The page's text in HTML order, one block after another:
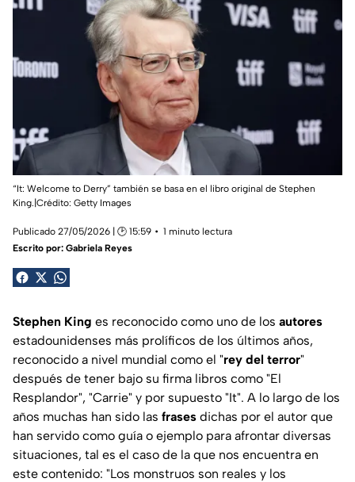
“It: Welcome to Derry” también se basa en el libro original de Stephen
King.|Crédito: Getty Images
Publicado 27/05/2026 | 🕑 15:59
1 minuto lectura
Escrito por: Gabriela Reyes
Stephen King es reconocido como uno de los autores
estadounidenses más prolíficos de los últimos años,
reconocido a nivel mundial como el "rey del terror"
después de tener bajo su firma libros como "El
Resplandor", "Carrie" y por supuesto "It". A lo largo de los
años muchas han sido las frases dichas por el autor que
han servido como guía o ejemplo para afrontar diversas
situaciones, tal es el caso de la que nos encuentra en
este contenido: "Los monstruos son reales y los